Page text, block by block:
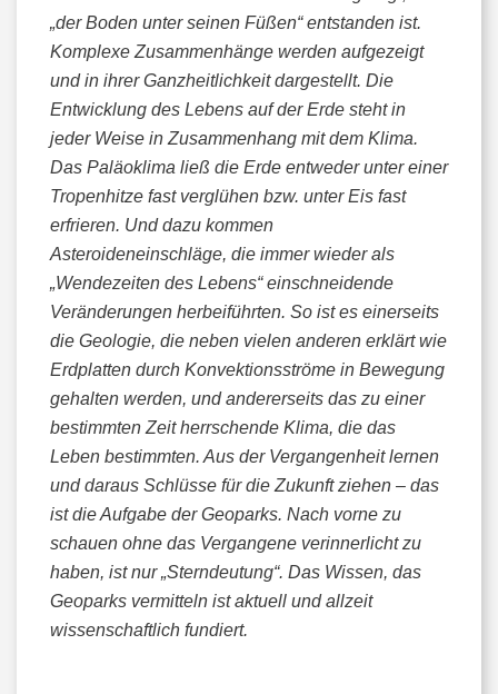
„der Boden unter seinen Füßen“ entstanden ist.
Komplexe Zusammenhänge werden aufgezeigt
und in ihrer Ganzheitlichkeit dargestellt. Die
Entwicklung des Lebens auf der Erde steht in
jeder Weise in Zusammenhang mit dem Klima.
Das Paläoklima ließ die Erde entweder unter einer
Tropenhitze fast verglühen bzw. unter Eis fast
erfrieren. Und dazu kommen
Asteroideneinschläge, die immer wieder als
„Wendezeiten des Lebens“ einschneidende
Veränderungen herbeiführten. So ist es einerseits
die Geologie, die neben vielen anderen erklärt wie
Erdplatten durch Konvektionsströme in Bewegung
gehalten werden, und andererseits das zu einer
bestimmten Zeit herrschende Klima, die das
Leben bestimmten. Aus der Vergangenheit lernen
und daraus Schlüsse für die Zukunft ziehen – das
ist die Aufgabe der Geoparks. Nach vorne zu
schauen ohne das Vergangene verinnerlicht zu
haben, ist nur „Sterndeutung“. Das Wissen, das
Geoparks vermitteln ist aktuell und allzeit
wissenschaftlich fundiert.